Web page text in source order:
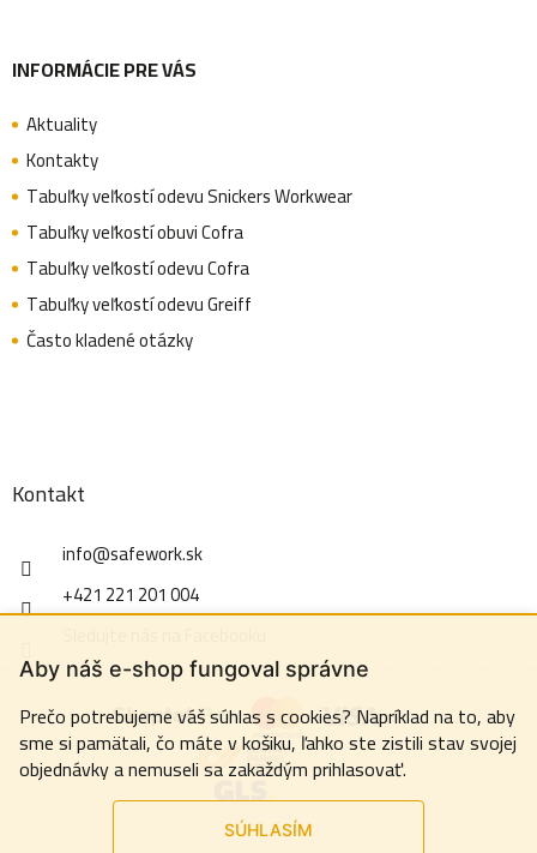
Aby náš e-shop fungoval správne
Prečo potrebujeme váš súhlas s cookies? Napríklad na to, aby
sme si pamätali, čo máte v košiku, ľahko ste zistili stav svojej
objednávky a nemuseli sa zakaždým prihlasovať.
SÚHLASÍM
eINFORMÁCIE PRE VÁS
Aktuality
Kontakty
Tabuľky veľkostí odevu Snickers Workwear
Tabuľky veľkostí obuvi Cofra
Tabuľky veľkostí odevu Cofra
Tabuľky veľkostí odevu Greiff
Často kladené otázky
Kontakt
info@safework.sk
+421 221 201 004